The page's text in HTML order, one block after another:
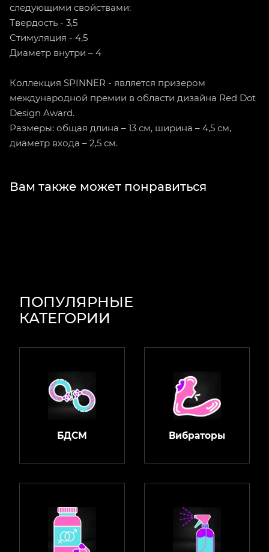
следующими свойствами:
Твердость - 3,5
Стимуляция - 4,5
Диаметр внутри – 4
Коллекция SPINNER - является призером
международной премии в области дизайна Red Dot
Design Award.
Размеры: общая длина – 13 см, ширина – 4,5 см,
диаметр входа – 2,5 см.
Вам также может понравиться
ПОПУЛЯРНЫЕ
КАТЕГОРИИ
БДСМ Вибраторы